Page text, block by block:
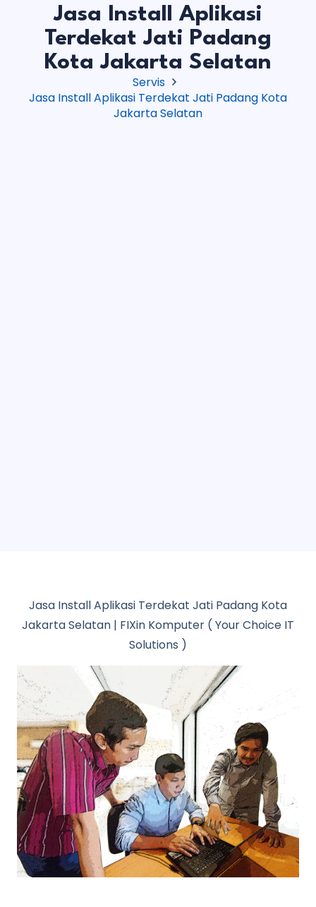
Jasa Install Aplikasi
Terdekat Jati Padang
Kota Jakarta Selatan
Servis
Jasa Install Aplikasi Terdekat Jati Padang Kota
Jakarta Selatan
Jasa Install Aplikasi Terdekat Jati Padang Kota
Jakarta Selatan | FIXin Komputer ( Your Choice IT
Solutions )